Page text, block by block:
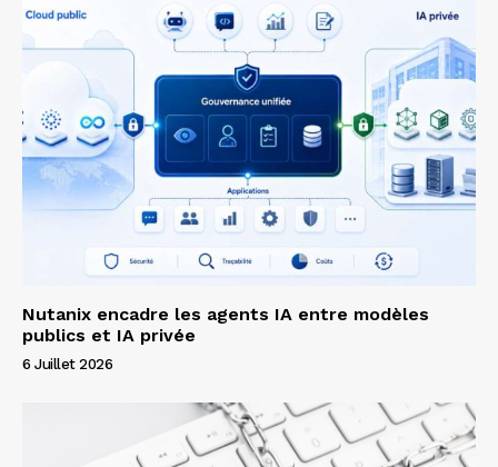
Nutanix encadre les agents IA entre modèles
publics et IA privée
6 Juillet 2026